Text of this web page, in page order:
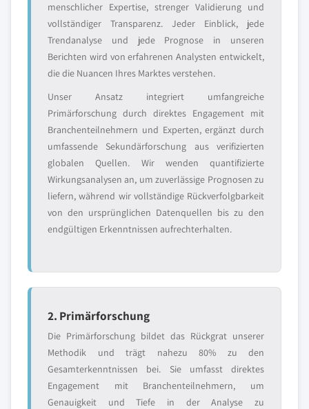
menschlicher Expertise, strenger Validierung und
vollständiger Transparenz. Jeder Einblick, jede
Trendanalyse und jede Prognose in unseren
Berichten wird von erfahrenen Analysten entwickelt,
die die Nuancen Ihres Marktes verstehen.
Unser Ansatz integriert umfangreiche
Primärforschung durch direktes Engagement mit
Branchenteilnehmern und Experten, ergänzt durch
umfassende Sekundärforschung aus verifizierten
globalen Quellen. Wir wenden quantifizierte
Wirkungsanalysen an, um zuverlässige Prognosen zu
liefern, während wir vollständige Rückverfolgbarkeit
von den ursprünglichen Datenquellen bis zu den
endgültigen Erkenntnissen aufrechterhalten.
2. Primärforschung
Die Primärforschung bildet das Rückgrat unserer
Methodik und trägt nahezu 80% zu den
Gesamterkenntnissen bei. Sie umfasst direktes
Engagement mit Branchenteilnehmern, um
Genauigkeit und Tiefe in der Analyse zu